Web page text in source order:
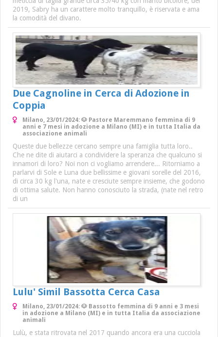
2019, Sabry ha un carattere molto tranquillo, è riservata e ama
la comodità del divano.
Due Cagnoline in Cerca di Adozione in
Coppia
Milano, 23/01/2024: 🐶 Pastore Maremmano femmina di 9
anni e 7 mesi in adozione a Milano (MI) e in tutta Italia da
associazione animali
Queste due bellezze cercano sempre una famiglia tutta loro..
Che ne dite di aiutarci a condividere la speranza che qualcuno si
innamori di loro? Noi non ci vogliamo arrendere... Ritorniamo a
parlarvi di Sole e Luna due bellissime e giovani sorelle del 2016,
di circa 30 kg l'una, nate e cresciute sempre insieme, che godono
di ottima salute. Non hanno conosciuto la strada, (nate nel retro
di un
Lulu' Simil Bassotta Cerca Casa
Milano, 23/01/2024: 🐶 Bassotto femmina di 9 anni e 3 mesi
in adozione a Milano (MI) e in tutta Italia da associazione
animali
Lulù, e stata ritrovata nel 2017 quando ancora era una cucciola